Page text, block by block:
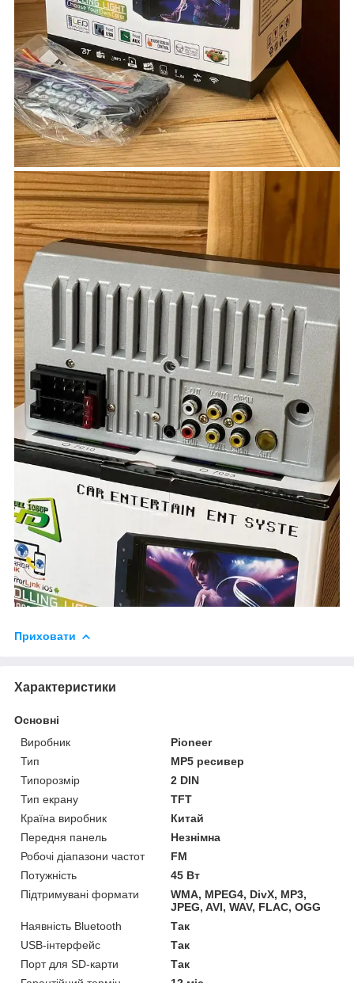
Приховати
Характеристики
Основні
Виробник
Pioneer
Тип
MP5 ресивер
Типорозмір
2 DIN
Тип екрану
TFT
Країна виробник
Китай
Передня панель
Незнімна
Робочі діапазони частот
FM
Потужність
45 Вт
Підтримувані формати
WMA, MPEG4, DivX, MP3,
JPEG, AVI, WAV, FLAC, OGG
Наявність Bluetooth
Так
USB-інтерфейс
Так
Порт для SD-карти
Так